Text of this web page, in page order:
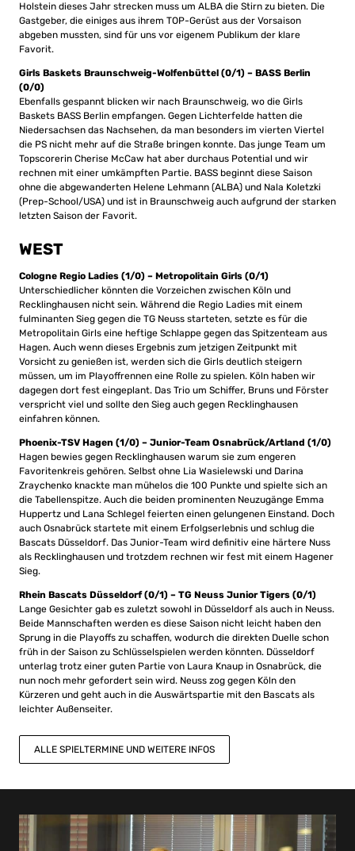
Holstein dieses Jahr strecken muss um ALBA die Stirn zu bieten. Die
Gastgeber, die einiges aus ihrem TOP-Gerüst aus der Vorsaison
abgeben mussten, sind für uns vor eigenem Publikum der klare
Favorit.
Girls Baskets Braunschweig-Wolfenbüttel (0/1) – BASS Berlin
(0/0)
Ebenfalls gespannt blicken wir nach Braunschweig, wo die Girls
Baskets BASS Berlin empfangen. Gegen Lichterfelde hatten die
Niedersachsen das Nachsehen, da man besonders im vierten Viertel
die PS nicht mehr auf die Straße bringen konnte. Das junge Team um
Topscorerin Cherise McCaw hat aber durchaus Potential und wir
rechnen mit einer umkämpften Partie. BASS beginnt diese Saison
ohne die abgewanderten Helene Lehmann (ALBA) und Nala Koletzki
(Prep-School/USA) und ist in Braunschweig auch aufgrund der starken
letzten Saison der Favorit.
WEST
Cologne Regio Ladies (1/0) – Metropolitain Girls (0/1)
Unterschiedlicher könnten die Vorzeichen zwischen Köln und
Recklinghausen nicht sein. Während die Regio Ladies mit einem
fulminanten Sieg gegen die TG Neuss starteten, setzte es für die
Metropolitain Girls eine heftige Schlappe gegen das Spitzenteam aus
Hagen. Auch wenn dieses Ergebnis zum jetzigen Zeitpunkt mit
Vorsicht zu genießen ist, werden sich die Girls deutlich steigern
müssen, um im Playoffrennen eine Rolle zu spielen. Köln haben wir
dagegen dort fest eingeplant. Das Trio um Schiffer, Bruns und Förster
verspricht viel und sollte den Sieg auch gegen Recklinghausen
einfahren können.
Phoenix-TSV Hagen (1/0) – Junior-Team Osnabrück/Artland (1/0)
Hagen bewies gegen Recklinghausen warum sie zum engeren
Favoritenkreis gehören. Selbst ohne Lia Wasielewski und Darina
Zraychenko knackte man mühelos die 100 Punkte und spielte sich an
die Tabellenspitze. Auch die beiden prominenten Neuzugänge Emma
Huppertz und Lana Schlegel feierten einen gelungenen Einstand. Doch
auch Osnabrück startete mit einem Erfolgserlebnis und schlug die
Bascats Düsseldorf. Das Junior-Team wird definitiv eine härtere Nuss
als Recklinghausen und trotzdem rechnen wir fest mit einem Hagener
Sieg.
Rhein Bascats Düsseldorf (0/1) – TG Neuss Junior Tigers (0/1)
Lange Gesichter gab es zuletzt sowohl in Düsseldorf als auch in Neuss.
Beide Mannschaften werden es diese Saison nicht leicht haben den
Sprung in die Playoffs zu schaffen, wodurch die direkten Duelle schon
früh in der Saison zu Schlüsselspielen werden könnten. Düsseldorf
unterlag trotz einer guten Partie von Laura Knaup in Osnabrück, die
nun noch mehr gefordert sein wird. Neuss zog gegen Köln den
Kürzeren und geht auch in die Auswärtspartie mit den Bascats als
leichter Außenseiter.
ALLE SPIELTERMINE UND WEITERE INFOS